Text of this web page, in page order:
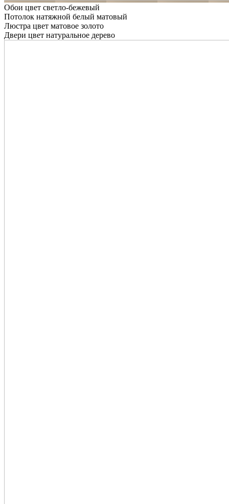
Обои цвет светло-бежевый
Потолок натяжной белый матовый
Люстра цвет матовое золото
Двери цвет натуральное дерево